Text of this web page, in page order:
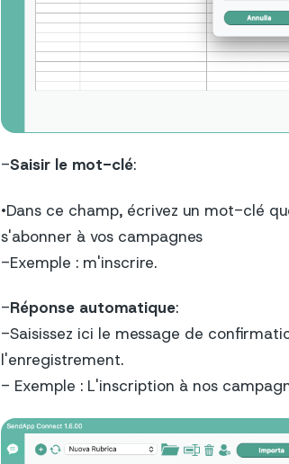
-Saisir le mot-clé:
•Dans ce champ, écrivez un mot-clé
s'abonner à vos campagnes
-Exemple : m'inscrire.
-Réponse automatique:
-Saisissez ici le message de
l'enregistrement.
- Exemple : L'inscription à nos